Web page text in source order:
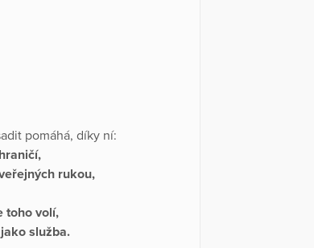
pomáhá, díky ní:
rukou,
toho volí,
služba.